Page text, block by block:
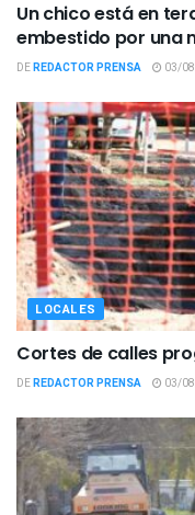
Un chico está en
embestido por una
DEREDACTOR PRENSA 03/
LOCALES
Cortes de calles
DEREDACTOR PRENSA 03/